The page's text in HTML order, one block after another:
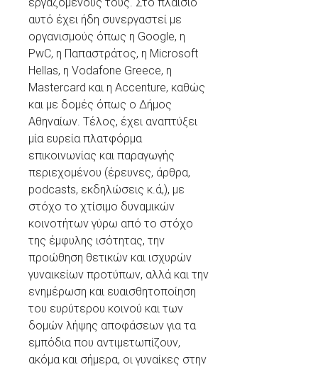
αυτό έχει ήδη συνεργαστεί με
οργανισμούς όπως η Google, η
PwC, η Παπαστράτος, η Microsoft
Hellas, η Vodafone Greece, η
Mastercard και η Accenture, καθώς
και με δομές όπως ο Δήμος
Αθηναίων. Τέλος, έχει αναπτύξει
μία ευρεία πλατφόρμα
επικοινωνίας και παραγωγής
περιεχομένου (έρευνες, άρθρα,
podcasts, εκδηλώσεις κ.ά,), με
στόχο το χτίσιμο δυναμικών
κοινοτήτων γύρω από το στόχο
της έμφυλης ισότητας, την
προώθηση θετικών και ισχυρών
γυναικείων προτύπων, αλλά και την
ενημέρωση και ευαισθητοποίηση
του ευρύτερου κοινού και των
δομών λήψης αποφάσεων για τα
εμπόδια που αντιμετωπίζουν,
ακόμα και σήμερα, οι γυναίκες στην